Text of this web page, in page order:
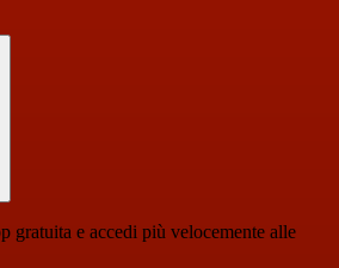
gratuita e accedi più velocemente alle